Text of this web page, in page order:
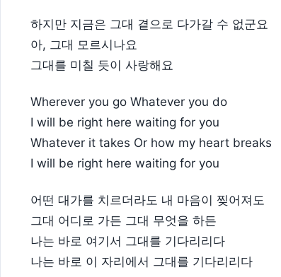
하지만 지금은 그대 곁으로 다가갈 수 없군요
아, 그대 모르시나요
그대를 미칠 듯이 사랑해요
Wherever you go Whatever you do
I will be right here waiting for you
Whatever it takes Or how my heart breaks
I will be right here waiting for you
어떤 대가를 치르더라도 내 마음이 찢어져도
그대 어디로 가든 그대 무엇을 하든
나는 바로 여기서 그대를 기다리리다
나는 바로 이 자리에서 그대를 기다리리다